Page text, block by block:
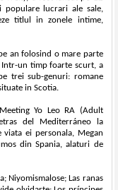
populare lucrari ale sale,
titlul in zonele intime,
an folosind o mare parte
un timp foarte scurt, a
trei sub-genuri: romane
in Scotia.
Yo Leo RA (Adult
del Mediterráneo la
ei personala, Megan
din Spania, alaturi de
Niyomismalose; Las ranas